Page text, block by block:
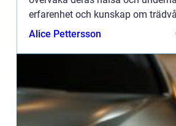
erfarenhet och kunskap om
Alice Pettersson